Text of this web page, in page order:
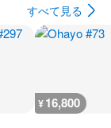
すべて見る
¥16,800